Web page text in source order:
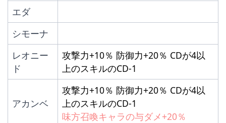
エダ
シモーナ
レオニー
ド
攻撃力+10％ 防御力+20％ CDが4以
上のスキルのCD-1
アカンベ
攻撃力+10％ 防御力+20％ CDが4以
上のスキルのCD-1
味方召喚キャラの与ダメ+20％